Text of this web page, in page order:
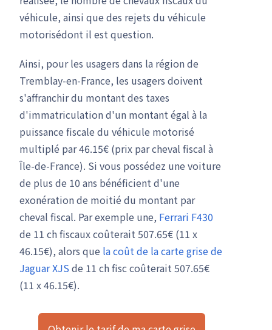
véhicule, ainsi que des rejets du véhicule
motorisédont il est question.
Ainsi, pour les usagers dans la région de
Tremblay-en-France, les usagers doivent
s'affranchir du montant des taxes
d'immatriculation d'un montant égal à la
puissance fiscale du véhicule motorisé
multiplé par 46.15€ (prix par cheval fiscal à
Île-de-France). Si vous possédez une voiture
de plus de 10 ans bénéficient d'une
exonération de moitié du montant par
cheval fiscal. Par exemple une, Ferrari F430
de 11 ch fiscaux coûterait 507.65€ (11 x
46.15€), alors que la coût de la carte grise de
Jaguar XJS de 11 ch fisc coûterait 507.65€
(11 x 46.15€).